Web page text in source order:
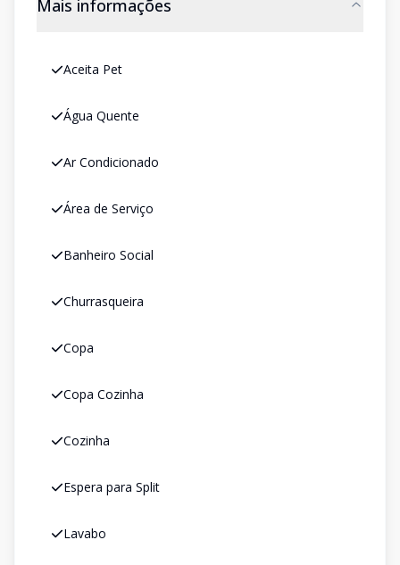
Mais informações
Aceita Pet
Água Quente
Ar Condicionado
Área de Serviço
Banheiro Social
Churrasqueira
Copa
Copa Cozinha
Cozinha
Espera para Split
Lavabo